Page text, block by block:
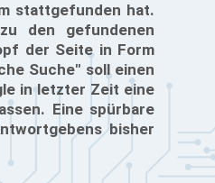
stattgefunden hat.
den gefundenen
der Seite in Form
Suche" soll einen
in letzter Zeit eine
Eine spürbare
bisher